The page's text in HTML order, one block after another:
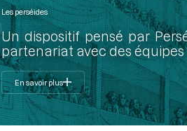
Les perséides
Un dispositif pensé par
partenariat avec des
En savoir plus